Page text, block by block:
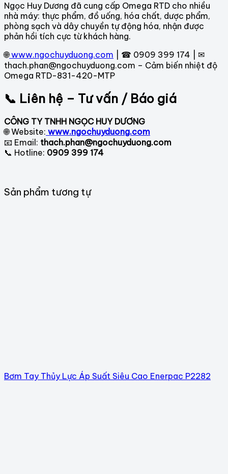
Ngọc Huy Dương đã cung cấp Omega RTD cho nhiều
nhà máy: thực phẩm, đồ uống, hóa chất, dược phẩm,
phòng sạch và dây chuyền tự động hóa, nhận được
phản hồi tích cực từ khách hàng.
🌐 www.ngochuyduong.com | ☎ 0909 399 174 | ✉
thach.phan@ngochuyduong.com – Cảm biến nhiệt độ
Omega RTD-831-420-MTP
📞 Liên hệ – Tư vấn / Báo giá
CÔNG TY TNHH NGỌC HUY DƯƠNG
🌐 Website: www.ngochuyduong.com
📧 Email: thach.phan@ngochuyduong.com
📞 Hotline: 0909 399 174
Sản phẩm tương tự
Bơm Tay Thủy Lực Áp Suất Siêu Cao Enerpac P2282